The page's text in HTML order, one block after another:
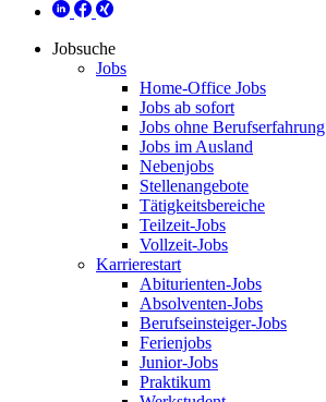
Jobsuche
Jobs
Home-Office Jobs
Jobs ab sofort
Jobs ohne Berufserfahrung
Jobs im Ausland
Nebenjobs
Stellenangebote
Tätigkeitsbereiche
Teilzeit-Jobs
Vollzeit-Jobs
Karrierestart
Abiturienten-Jobs
Absolventen-Jobs
Berufseinsteiger-Jobs
Ferienjobs
Junior-Jobs
Praktikum